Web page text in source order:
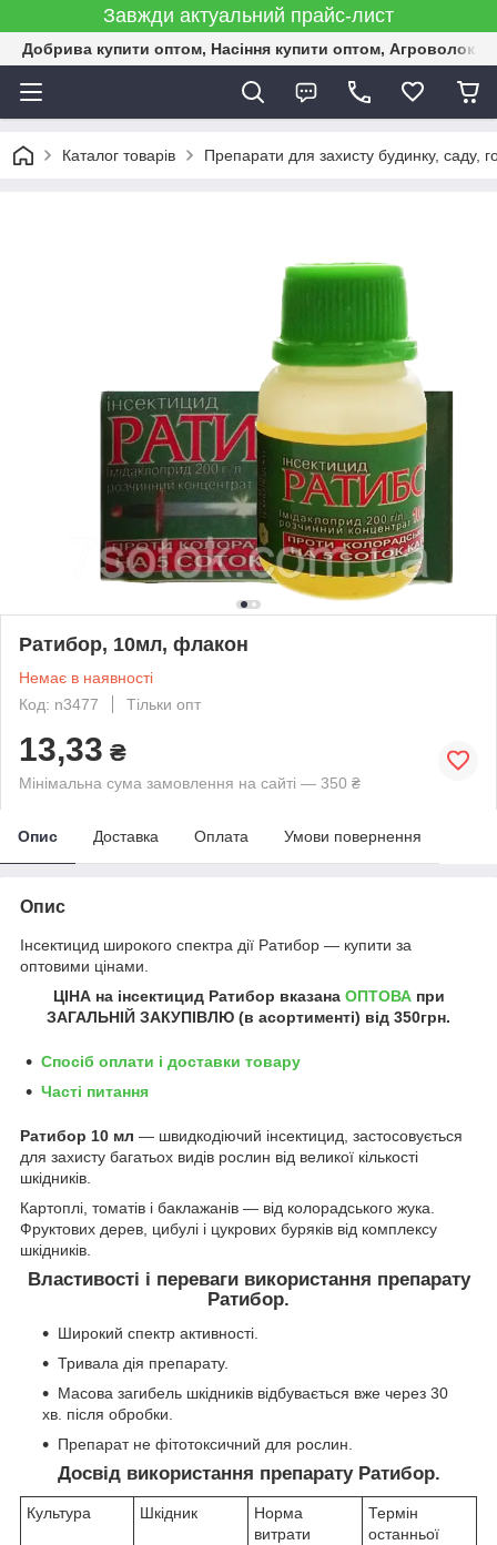
Завжди актуальний прайс-лист
Добрива купити оптом, Насіння купити оптом,
Каталог товарів Препарати для захисту будинку, саду,
Ратибор, 10мл, флакон
Немає в наявності
Код: n3477
Тільки опт
13,33 ₴
Мінімальна сума замовлення на сайті — 350 ₴
Опис Доставка Оплата Умови повернення
Опис
Інсектицид широкого спектра дії Ратибор ― купити за
оптовими цінами.
ЦІНА на інсектицид Ратибор вказана ОПТОВАпри
ЗАГАЛЬНІЙ ЗАКУПІВЛЮ (в асортименті) від 350грн.
Спосіб оплати і доставки товару
Часті питання
Ратибор 10 мл ― швидкодіючий інсектицид, застосовується
для захисту багатьох видів рослин від великої кількості
шкідників.
Картоплі, томатів і баклажанів ― від колорадського жука.
Фруктових дерев, цибулі і цукрових буряків від комплексу
шкідників.
Властивості і переваги використання препарату
Ратибор.
Широкий спектр активності.
Тривала дія препарату.
Масова загибель шкідників відбувається вже через 30
хв. після обробки.
Препарат не фітотоксичний для рослин.
Досвід використання препарату Ратибор.
Культура Шкідник
Норма
витрати
Термін
останньої